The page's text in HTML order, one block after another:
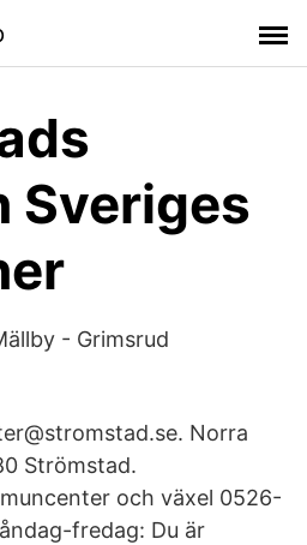
Sveriges
- Grimsrud
Norra
Strömstad.
och växel 0526-
fredag: Du är